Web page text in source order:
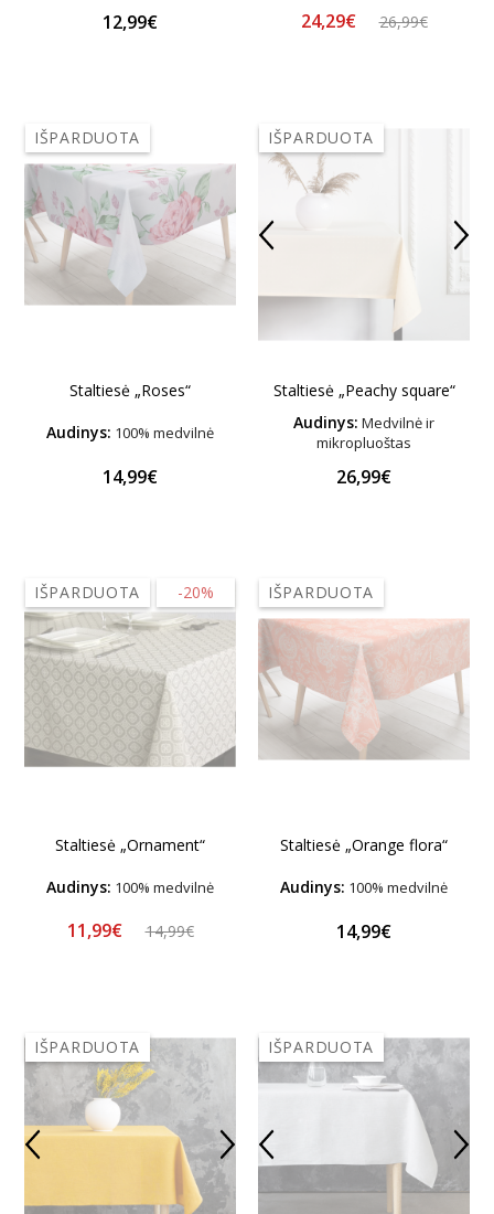
12,99€ 24,29€ 26,99€
IŠPARDUOTA
Staltiesė „Roses“
Audinys: 100% medvilnė
14,99€
IŠPARDUOTA
Staltiesė „Peachy square“
Audinys: Medvilnė ir
mikropluoštas
26,99€
-20%
IŠPARDUOTA
Staltiesė „Ornament“
Audinys: 100% medvilnė
11,99€ 14,99€
IŠPARDUOTA
Staltiesė „Orange flora“
Audinys: 100% medvilnė
14,99€
IŠPARDUOTA IŠPARDUOTA